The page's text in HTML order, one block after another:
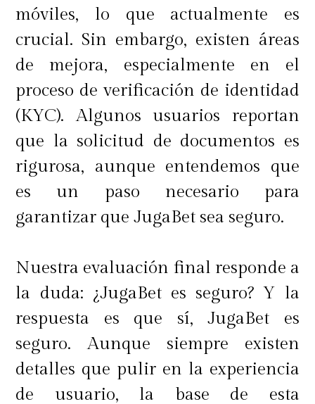
móviles, lo que actualmente es
crucial. Sin embargo, existen áreas
de mejora, especialmente en el
proceso de verificación de identidad
(KYC). Algunos usuarios reportan
que la solicitud de documentos es
rigurosa, aunque entendemos que
es un paso necesario para
garantizar que JugaBet sea seguro.
Nuestra evaluación final responde a
la duda: ¿JugaBet es seguro? Y la
respuesta es que sí, JugaBet es
seguro. Aunque siempre existen
detalles que pulir en la experiencia
de usuario, la base de esta